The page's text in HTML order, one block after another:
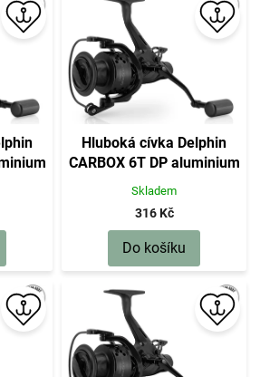
Hluboká cívka Delphin
CARBOX 6T DP aluminium
Skladem
316 Kč
Do košíku